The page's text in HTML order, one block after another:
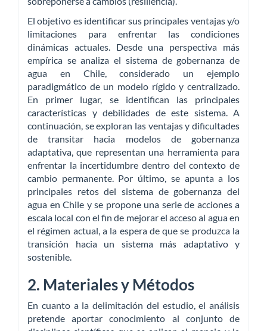
El objetivo es identificar sus principales ventajas y/o
limitaciones para enfrentar las condiciones
dinámicas actuales. Desde una perspectiva más
empírica se analiza el sistema de gobernanza de
agua en Chile, considerado un ejemplo
paradigmático de un modelo rígido y centralizado.
En primer lugar, se identifican las principales
características y debilidades de este sistema. A
continuación, se exploran las ventajas y dificultades
de transitar hacia modelos de gobernanza
adaptativa, que representan una herramienta para
enfrentar la incertidumbre dentro del contexto de
cambio permanente. Por último, se apunta a los
principales retos del sistema de gobernanza del
agua en Chile y se propone una serie de acciones a
escala local con el fin de mejorar el acceso al agua en
el régimen actual, a la espera de que se produzca la
transición hacia un sistema más adaptativo y
sostenible.
2. Materiales y Métodos
En cuanto a la delimitación del estudio, el análisis
pretende aportar conocimiento al conjunto de